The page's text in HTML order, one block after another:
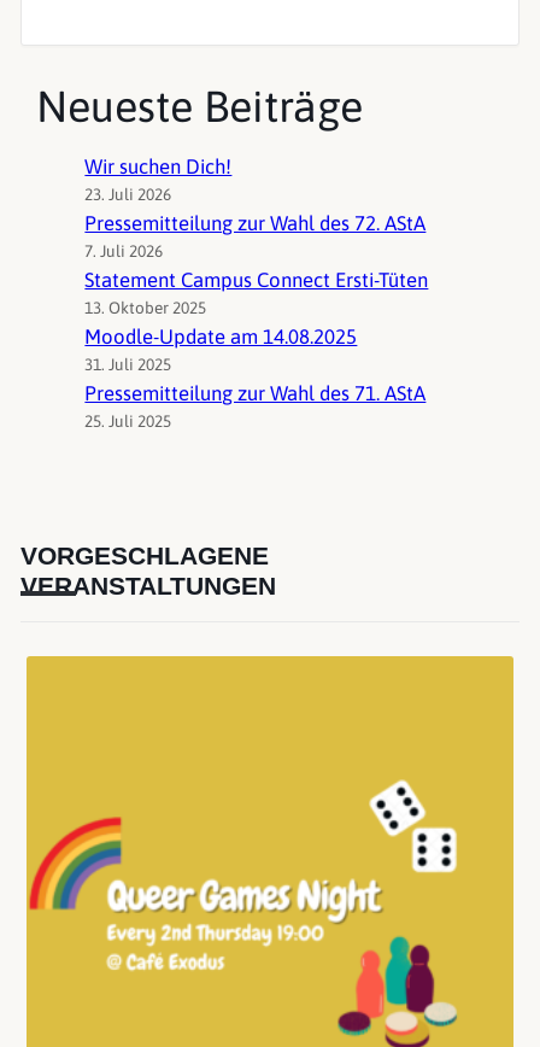
Neueste Beiträge
Wir suchen Dich!
23. Juli 2026
Pressemitteilung zur Wahl des 72. AStA
7. Juli 2026
Statement Campus Connect Ersti-Tüten
13. Oktober 2025
Moodle-Update am 14.08.2025
31. Juli 2025
Pressemitteilung zur Wahl des 71. AStA
25. Juli 2025
VORGESCHLAGENE
VERANSTALTUNGEN